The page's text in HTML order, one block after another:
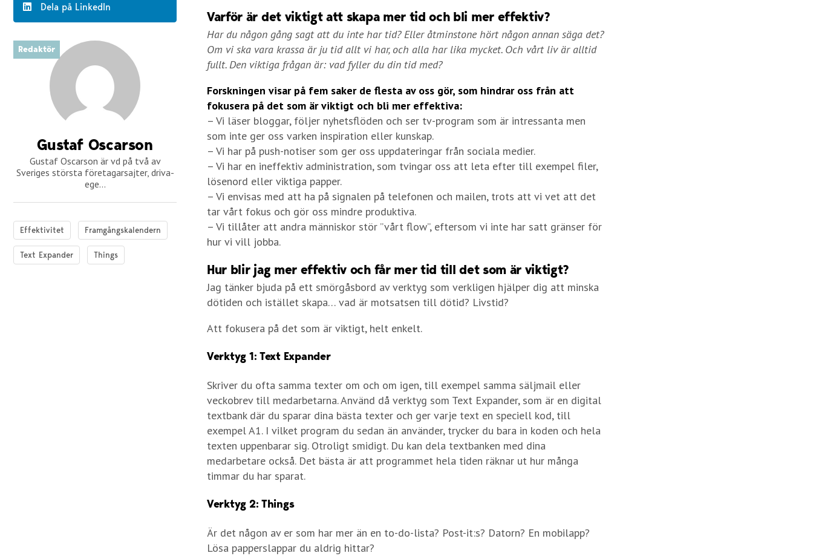
Dela på LinkedIn
Redaktör
Gustaf Oscarson
Gustaf Oscarson är vd på två av
Sveriges största företagarsajter, driva-
ege...
Effektivitet Framgångskalendern
Text Expander Things
Varför är det viktigt att skapa mer tid och bli mer effektiv?
Har du någon gång sagt att du inte har tid? Eller åtminstone hört någon annan säga det?
Om vi ska vara krassa är ju tid allt vi har, och alla har lika mycket. Och vårt liv är alltid
fullt. Den viktiga frågan är: vad fyller du din tid med?
Forskningen visar på fem saker de flesta av oss gör, som hindrar oss från att
fokusera på det som är viktigt och bli mer effektiva:
– Vi läser bloggar, följer nyhetsflöden och ser tv-program som är intressanta men
som inte ger oss varken inspiration eller kunskap.
– Vi har på push-notiser som ger oss uppdateringar från sociala medier.
– Vi har en ineffektiv administration, som tvingar oss att leta efter till exempel filer,
lösenord eller viktiga papper.
– Vi envisas med att ha på signalen på telefonen och mailen, trots att vi vet att det
tar vårt fokus och gör oss mindre produktiva.
– Vi tillåter att andra människor stör ”vårt flow”, eftersom vi inte har satt gränser för
hur vi vill jobba.
Hur blir jag mer effektiv och får mer tid till det som är viktigt?
Jag tänker bjuda på ett smörgåsbord av verktyg som verkligen hjälper dig att minska
dötiden och istället skapa… vad är motsatsen till dötid? Livstid?
Att fokusera på det som är viktigt, helt enkelt.
Verktyg 1: Text Expander
Skriver du ofta samma texter om och om igen, till exempel samma säljmail eller
veckobrev till medarbetarna. Använd då verktyg som Text Expander, som är en digital
textbank där du sparar dina bästa texter och ger varje text en speciell kod, till
exempel A1. I vilket program du sedan än använder, trycker du bara in koden och hela
texten uppenbarar sig. Otroligt smidigt. Du kan dela textbanken med dina
medarbetare också. Det bästa är att programmet hela tiden räknar ut hur många
timmar du har sparat.
Verktyg 2: Things
Är det någon av er som har mer än en to-do-lista? Post-it:s? Datorn? En mobilapp?
Lösa papperslappar du aldrig hittar?